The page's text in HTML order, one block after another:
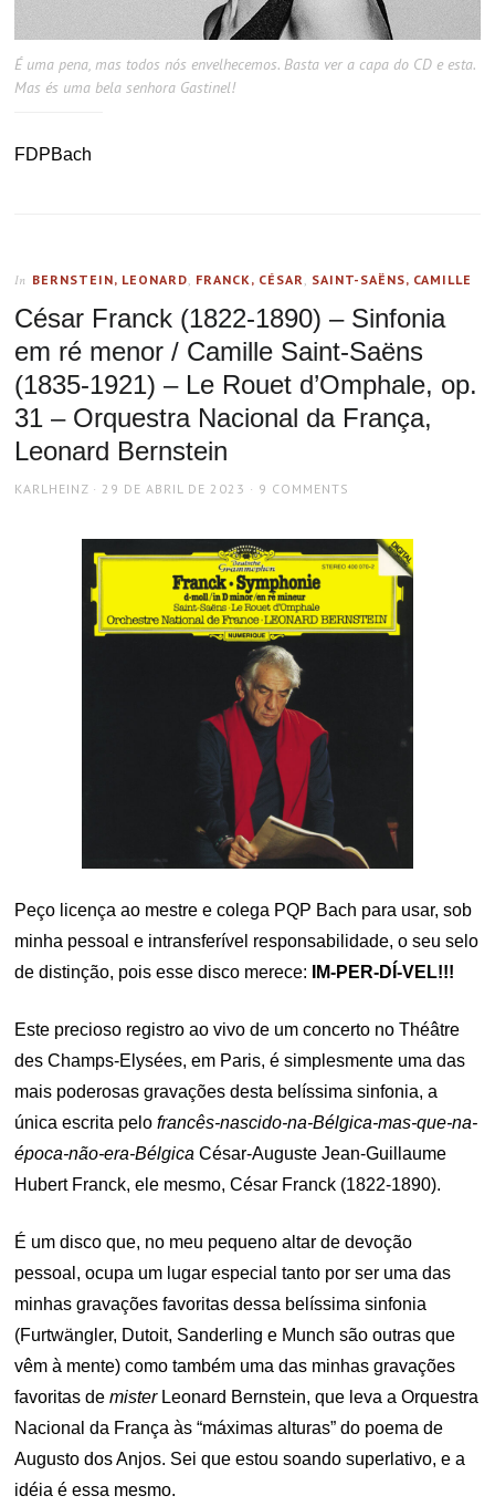
É uma pena, mas todos nós envelhecemos. Basta ver a capa do CD e esta.
Mas és uma bela senhora Gastinel!
FDPBach
In BERNSTEIN, LEONARD, FRANCK, CÉSAR, SAINT-SAËNS, CAMILLE
César Franck (1822-1890) – Sinfonia
em ré menor / Camille Saint-Saëns
(1835-1921) – Le Rouet d’Omphale, op.
31 – Orquestra Nacional da França,
Leonard Bernstein
AUTHOR
KARLHEINZ
POSTED
29 DE ABRIL DE 2023 9 COMMENTS
Peço licença ao mestre e colega PQP Bach para usar, sob
minha pessoal e intransferível responsabilidade, o seu selo
de distinção, pois esse disco merece:
IM-PER-DÍ-VEL!!!
Este precioso registro ao vivo de um concerto no Théâtre
des Champs-Elysées, em Paris, é simplesmente uma das
mais poderosas gravações desta belíssima sinfonia, a
única escrita pelofrancês-nascido-na-Bélgica-mas-que-na-
época-não-era-Bélgica César-Auguste Jean-Guillaume
Hubert Franck, ele mesmo, César Franck (1822-1890).
É um disco que, no meu pequeno altar de devoção
pessoal, ocupa um lugar especial tanto por ser uma das
minhas gravações favoritas dessa belíssima sinfonia
(Furtwängler, Dutoit, Sanderling e Munch são outras que
vêm à mente) como também uma das minhas gravações
favoritas demister Leonard Bernstein, que leva a Orquestra
Nacional da França às “máximas alturas” do poema de
Augusto dos Anjos. Sei que estou soando superlativo, e a
idéia é essa mesmo.